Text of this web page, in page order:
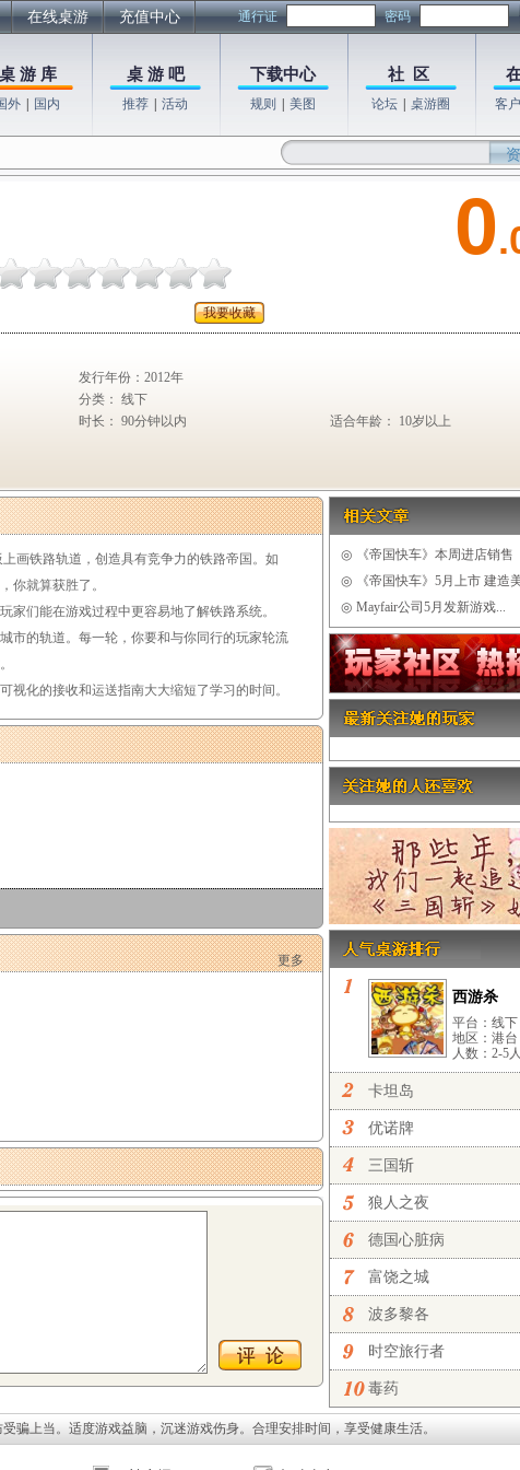
在线桌游 充值中心 通行证 密码
桌 游 库
外 国内
桌 游 吧
推荐 活动
下载中心
规则 美图
社 区
论坛 桌游圈 客
0
我要收藏
发行年份：2012年
分类： 线下
时长： 90分钟以内
适合年龄： 10岁以上
画铁路轨道，创造具有竞争力的铁路帝国。如
你就算获胜了。
家们能在游戏过程中更容易地了解铁路系统。
市的轨道。每一轮，你要和与你同行的玩家轮流
化的接收和运送指南大大缩短了学习的时间。
更多
◎
《帝国快车》本周进店销售
◎
《帝国快车》5月上市 建造
◎ Mayfair公司5月发新游戏...
西游杀
平台：线下
地区：港台
人数：2-5人
卡坦岛
优诺牌
三国斩
狼人之夜
德国心脏病
富饶之城
波多黎各
时空旅行者
毒药
骗上当。适度游戏益脑，沉迷游戏伤身。合理安排时间，享受健康生活。